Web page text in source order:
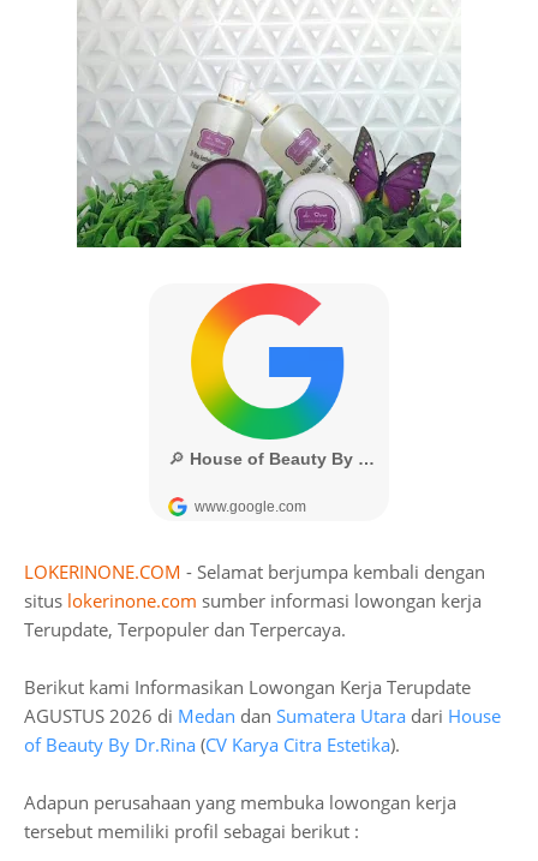
LOKERINONE.COM - Selamat berjumpa kembali dengan
situs lokerinone.com sumber informasi lowongan kerja
Terupdate, Terpopuler dan Terpercaya.
Berikut kami Informasikan Lowongan Kerja Terupdate
AGUSTUS 2026 di Medan dan Sumatera Utara dari House
of Beauty By Dr.Rina (CV Karya Citra Estetika).
Adapun perusahaan yang membuka lowongan kerja
tersebut memiliki profil sebagai berikut :